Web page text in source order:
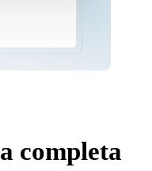
completa